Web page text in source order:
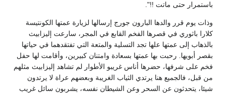
باستمرار حتى ماتت !!".
وذات يوم قرر والدها البارون جورج إرسالها لزيارة عمتها الكونتيسة
كلارا باثوري في قصرها الفخم القابع في المجر، سارعت إليزابيث
بالذهاب إلى عمتها علها تجد التسلية والمتعة التي تفتقدهما في حياتها
بقصر أبويها. رحبت بها عمتها بسعادة وامتنان كبيرين، وأقامت لها حفل
فخم على شرفها، حضرها أناس غريبو الأطوار لم تشاهد إليزابيث مثلهم
من قبل، فالجميع هنا يرتدي الثياب الغريبة وبعضهم عراة لا يرتدون
شيئا، يتحدثون عن السحر وعن الشيطان نفسه، يشربون سائل غريب